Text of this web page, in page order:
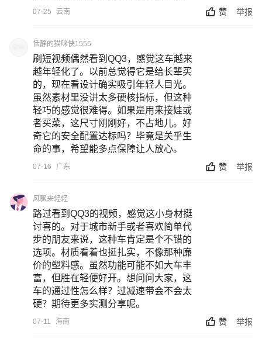
07-25 云南 赞 举报
恬静的猫咪侠1555
刷短视频偶然看到QQ3，感觉这车越来
越年轻化了。以前总觉得它是给长辈买
的，现在看设计确实吸引年轻人目光。
虽然素材里没讲太多硬核指标，但这种
轻巧的感觉很难得。如果是用来接娃或
者买菜，这尺寸刚刚好，不占地儿。好
奇它的安全配置达标吗？毕竟是关乎生
命的事，希望能多点保障让人放心。
07-16 广东 赞 举报
风飘来轻轻
路过看到QQ3的视频，感觉这小身材挺
讨喜的。对于城市新手或者喜欢简单代
步的朋友来说，这种车肯定是个不错的
选项。材质看着也挺扎实，不像那种廉
价的塑料感。虽然功能可能不如大车丰
富，但胜在轻便好开。想问问大家，这
车的通过性怎么样？过减速带会不会太
硬？期待更多实测分享呢。
07-11 海南 赞 举报